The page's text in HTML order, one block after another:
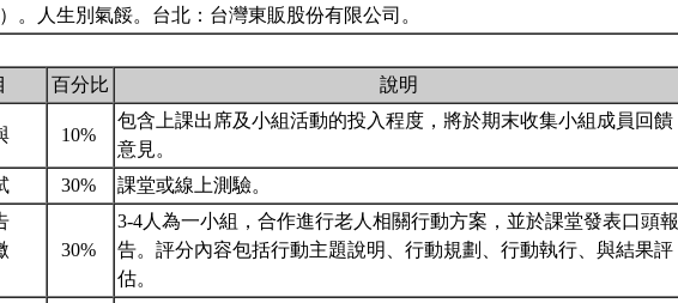
。人生別氣餒。台北：台灣東販股份有限公司。
百分比 說明
10%
包含上課出席及小組活動的投入程度，將於期末收集小組成員回饋
意見。
30% 課堂或線上測驗。
30%
3-4人為一小組，合作進行老人相關行動方案，並於課堂發表口頭報
告。評分內容包括行動主題說明、行動規劃、行動執行、與結果評
估。